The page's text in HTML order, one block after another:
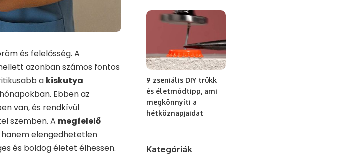
és felelősség. A
azonban számos fontos
a kiskutya
Ebben az
van, és rendkívül
szemben. A megfelelő
elengedhetetlen
és boldog életet élhessen.
9 zseniális DIY trükk
és életmódtipp, ami
megkönnyíti a
hétköznapjaidat
Kategóriák